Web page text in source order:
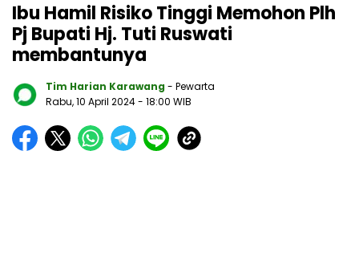
Ibu Hamil Risiko Tinggi Memohon Plh
Pj Bupati Hj. Tuti Ruswati
membantunya
Tim Harian Karawang - Pewarta
Rabu, 10 April 2024- 18:00 WIB